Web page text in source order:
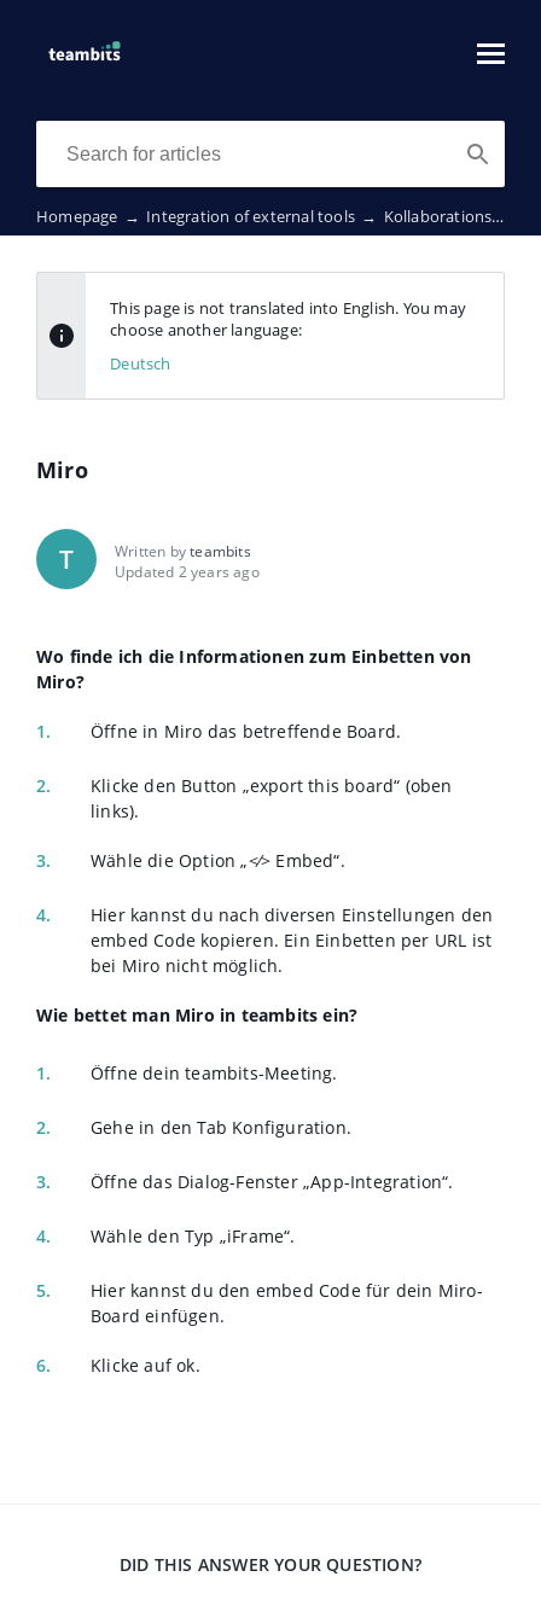
Homepage → Integration of external tools → Kollaborationstools
This page is not translated into English. You may
choose another language:
Deutsch
Miro
T Written byteambits
Updated 2 years ago
Wo finde ich die Informationen zum Einbetten von
Miro?
Öffne in Miro das betreffende Board.
Klicke den Button „export this board“ (oben
links).
Wähle die Option „<⁄> Embed“.
Hier kannst du nach diversen Einstellungen den
embed Code kopieren. Ein Einbetten per URL ist
bei Miro nicht möglich.
Wie bettet man Miro in teambits ein?
Öffne dein teambits-Meeting.
Gehe in den Tab Konfiguration.
Öffne das Dialog-Fenster „App-Integration“.
Wähle den Typ „iFrame“.
Hier kannst du den embed Code für dein Miro-
Board einfügen.
Klicke auf ok.
DID THIS ANSWER YOUR QUESTION?